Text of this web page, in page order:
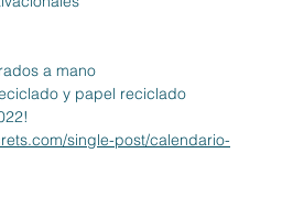
a mano
y papel reciclado
single-post/calendario-